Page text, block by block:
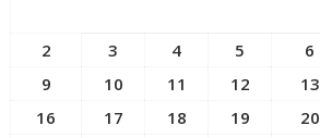
2
3 4 5 6
9
10 11 12 13
16
17 18 19 20